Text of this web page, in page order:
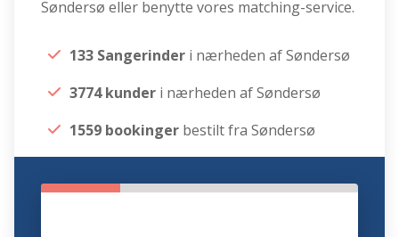
Søndersø eller benytte vores matching-service.
133 Sangerinder i nærheden af Søndersø
3774 kunder i nærheden af Søndersø
1559 bookinger bestilt fra Søndersø